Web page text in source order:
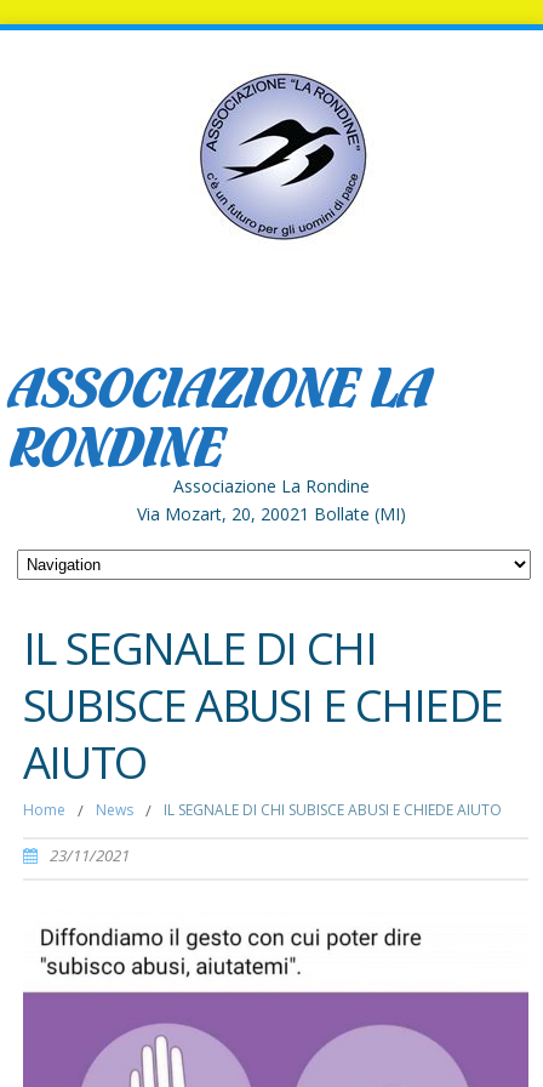
ASSOCIAZIONE LA
RONDINE
Associazione La Rondine
Via Mozart, 20, 20021 Bollate (MI)
IL SEGNALE DI CHI
SUBISCE ABUSI E CHIEDE
AIUTO
Home / News / IL SEGNALE DI CHI SUBISCE ABUSI E CHIEDE AIUTO
23/11/2021